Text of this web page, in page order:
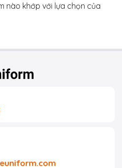
nào khớp với lựa chọn của